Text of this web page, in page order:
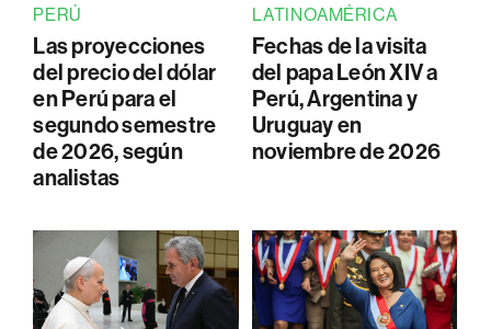
PERÚ
Las proyecciones
del precio del dólar
en Perú para el
segundo semestre
de 2026, según
analistas
LATINOAMÉRICA
Fechas de la visita
del papa León XIV a
Perú, Argentina y
Uruguay en
noviembre de 2026